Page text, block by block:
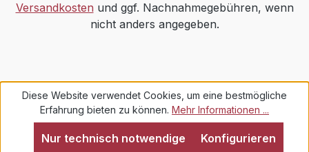
Versandkosten und ggf. Nachnahmegebühren, wenn
nicht anders angegeben.
Diese Website verwendet Cookies, um eine bestmögliche
Erfahrung bieten zu können. Mehr Informationen ...
Nur technisch notwendige Konfigurieren